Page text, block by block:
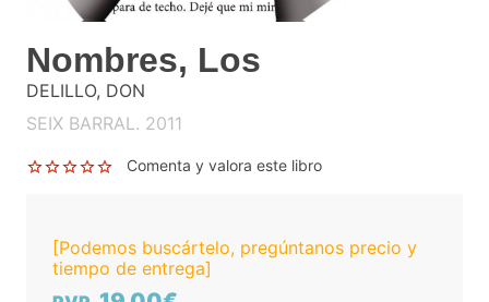
Nombres, Los
DELILLO, DON
SEIX BARRAL. 2011
Comenta y valora este libro
[Podemos buscártelo, pregúntanos precio y
tiempo de entrega]